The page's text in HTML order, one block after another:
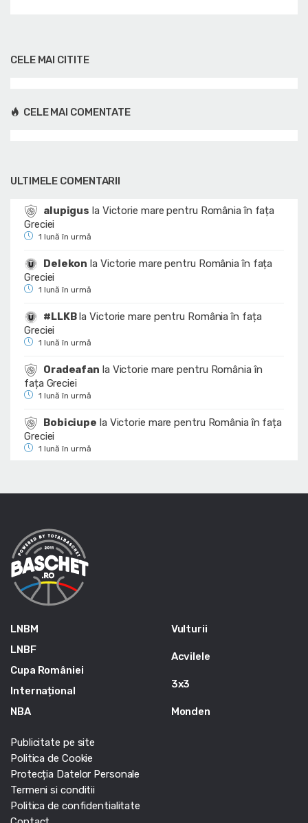
CELE MAI CITITE
CELE MAI COMENTATE
ULTIMELE COMENTARII
alupigus la Victorie mare pentru România în fața
Greciei
1 lună în urmă
Delekon la Victorie mare pentru România în fața
Greciei
1 lună în urmă
#LLKBlaVictorie mare pentru România în fața
Greciei
1 lună în urmă
Oradeafan la Victorie mare pentru România în
fața Greciei
1 lună în urmă
Bobiciupe la Victorie mare pentru România în fața
Greciei
1 lună în urmă
LNBM
LNBF
Cupa României
Internațional
NBA
Vulturii
Acvilele
3x3
Monden
Publicitate pe site
Politica de Cookie
Protecția Datelor Personale
Termeni si conditii
Politica de confidentialitate